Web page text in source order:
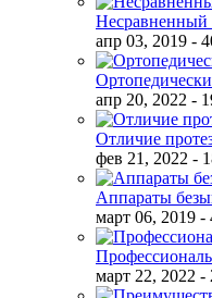
Несравненный
апр 03, 2019 -
апр 20, 2022 -
Отличие
фев 21, 2022 -
Аппараты
март 06, 2019 -
март 22, 2022 -